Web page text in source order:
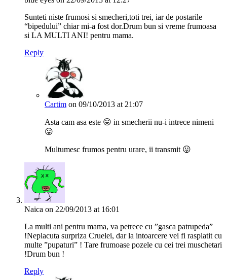
Sunteti niste frumosi si smecheri,toti trei, iar de postarile
“bipedului” chiar mi-a fost dor.Drum bun si vreme frumoasa
si LA MULTI ANI! pentru mama.
Reply
Cartim on 09/10/2013 at 21:07
Asta cam asa este 😛 in smecherii nu-i intrece nimeni
😛
Multumesc frumos pentru urare, ii transmit 😛
Naica on 22/09/2013 at 16:01
La multi ani pentru mama, va petrece cu ”gasca patrupeda”
!Neplacuta surpriza Cruelei, dar la intoarcere vei fi rasplatit cu
multe ”pupaturi” ! Tare frumoase pozele cu cei trei muschetari
!Drum bun !
Reply